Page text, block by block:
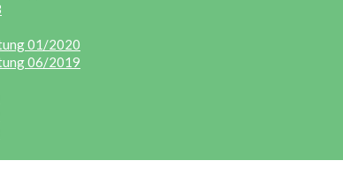
01/2020
06/2019